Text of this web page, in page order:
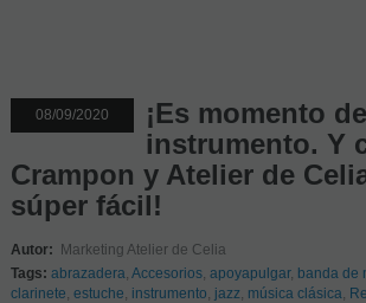
08/09/2020
¡Es momento
instrumento. Y
Crampon y Atelier de
súper fácil!
Autor: Marketing Atelier de Celia
Tags: abrazadera Accesorios, apoyapulgar, banda de
clarinete estuche instrumento jazz música clásica